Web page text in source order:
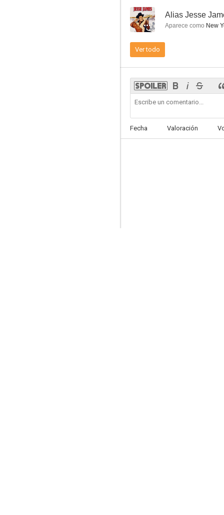
6.5
6.3
-- Alias Jesse
Aparece como New
Ver todo
Fecha Valoración